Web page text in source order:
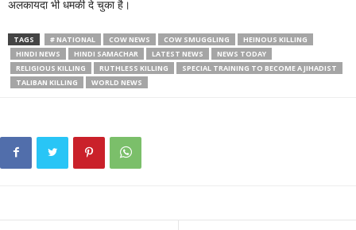
अलकायदा भी धमकी दे चुका है।
TAGS # NATIONAL COW NEWS COW SMUGGLING
HEINOUS KILLING
HINDI NEWS
HINDI SAMACHAR LATEST NEWS
NEWS TODAY
RELIGIOUS KILLING
RUTHLESS KILLING
SPECIAL TRAINING TO BECOME A JIHADIST
TALIBAN KILLING
WORLD NEWS